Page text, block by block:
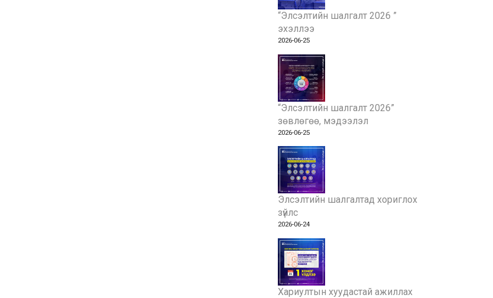
“Элсэлтийн шалгалт 2026 ”
эхэллээ
2026-06-25
“Элсэлтийн шалгалт 2026”
зөвлөгөө, мэдээлэл
2026-06-25
Элсэлтийн шалгалтад хориглох
зүйлс
2026-06-24
Хариултын хуудастай ажиллах